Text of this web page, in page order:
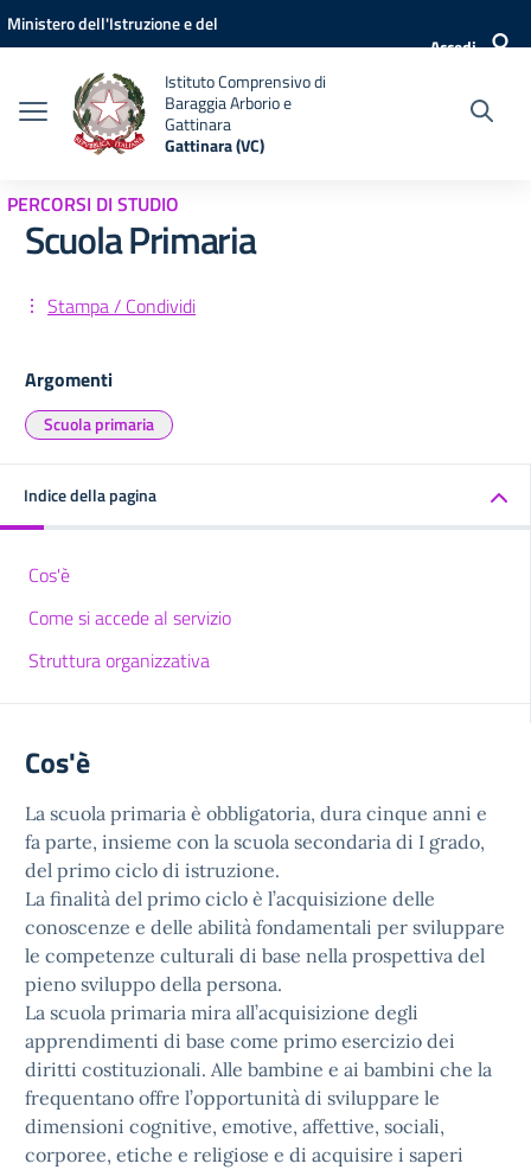
Vai ai contenuti
Vai al menu di navigazione
Vai al footer
Ministero dell'Istruzione e del
Accedi
Istituto Comprensivo di
Baraggia Arborio e
Gattinara
Gattinara (VC)
PERCORSI DI STUDIO
Scuola Primaria
Stampa / Condividi
Argomenti
Scuola primaria
Indice della pagina
Cos'è
Come si accede al servizio
Struttura organizzativa
Cos'è
La scuola primaria è obbligatoria, dura cinque anni e
fa parte, insieme con la scuola secondaria di I grado,
del primo ciclo di istruzione.
La finalità del primo ciclo è l’acquisizione delle
conoscenze e delle abilità fondamentali per sviluppare
le competenze culturali di base nella prospettiva del
pieno sviluppo della persona.
La scuola primaria mira all’acquisizione degli
apprendimenti di base come primo esercizio dei
diritti costituzionali. Alle bambine e ai bambini che la
frequentano offre l’opportunità di sviluppare le
dimensioni cognitive, emotive, affettive, sociali,
corporee, etiche e religiose e di acquisire i saperi